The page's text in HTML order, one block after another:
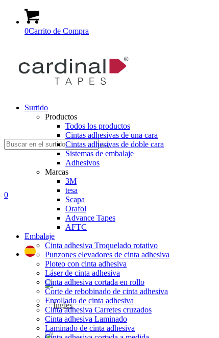
0Carrito de Compra
Suche
nach:
0
Surtido
Productos
Todos los productos
Cintas adhesivas de una cara
Cintas adhesivas de doble cara
Sistemas de embalaje
Adhesivos
Marcas
3M
tesa
Scapa
Orafol
Advance Tapes
AFTC
Embalaje
Cinta adhesiva Troquelado rotativo
Punzones elevadores de cinta adhesiva
Ploteo con cinta adhesiva
Láser de cinta adhesiva
Cinta adhesiva cortada en rollo
Corte de rebobinado de cinta adhesiva
Enrollado de cinta adhesiva
Cinta adhesiva Carretes cruzados
Cinta adhesiva Laminado
Laminado de cinta adhesiva